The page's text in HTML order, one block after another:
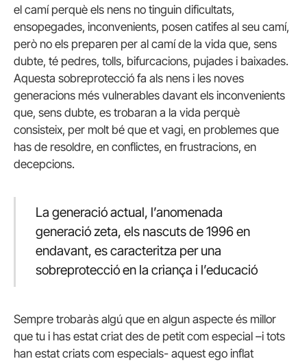
el camí perquè els nens no tinguin dificultats,
ensopegades, inconvenients, posen catifes al seu camí,
però no els preparen per al camí de la vida que, sens
dubte, té pedres, tolls, bifurcacions, pujades i baixades.
Aquesta sobreprotecció fa als nens i les noves
generacions més vulnerables davant els inconvenients
que, sens dubte, es trobaran a la vida perquè
consisteix, per molt bé que et vagi, en problemes que
has de resoldre, en conflictes, en frustracions, en
decepcions.
La generació actual, l’anomenada
generació zeta, els nascuts de 1996 en
endavant, es caracteritza per una
sobreprotecció en la criança i l’educació
Sempre trobaràs algú que en algun aspecte és millor
que tu i has estat criat des de petit com especial –i tots
han estat criats com especials- aquest ego inflat